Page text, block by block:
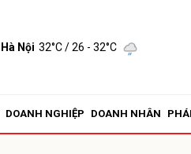
Hà Nội 32°C/ 26 - 32°C
DOANH NGHIỆP DOANH NHÂN